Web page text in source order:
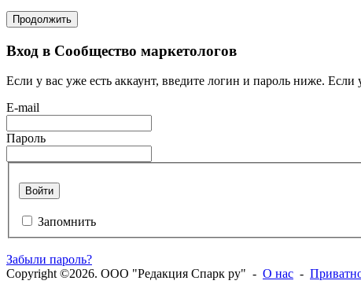
Продолжить
Вход в Сообщество маркетологов
Если у вас уже есть аккаунт, введите логин и пароль ниже. Если
E-mail
Пароль
Войти
Запомнить
Забыли пароль?
Copyright ©2026. ООО "Редакция Спарк ру" - О нас -